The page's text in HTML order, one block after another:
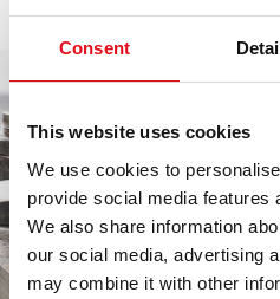
Consent
This website uses cookies
We use cookies to
provide social media features
We also share information
our social media, advertising
may combine it with other